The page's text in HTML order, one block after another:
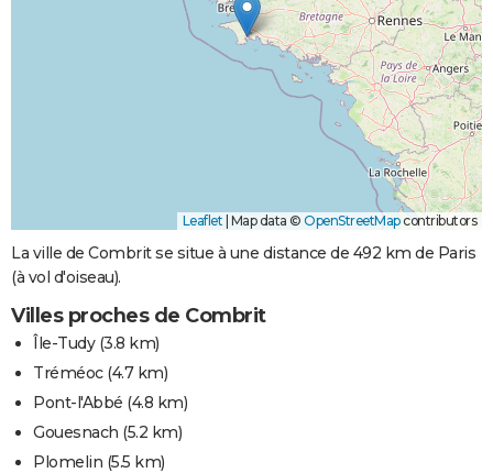
Leaflet Map data © OpenStreetMapcontributors
La ville de Combrit se situe à une distance de 492 km de Paris
(à vol d'oiseau).
Villes proches de Combrit
Île-Tudy(3.8 km)
Tréméoc(4.7 km)
Pont-l'Abbé (4.8 km)
Gouesnach (5.2 km)
Plomelin (5.5 km)